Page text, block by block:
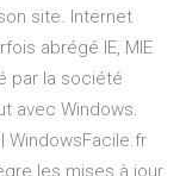
site. Internet
abrégé IE, MIE
par la société
avec Windows.
WindowsFacile.fr